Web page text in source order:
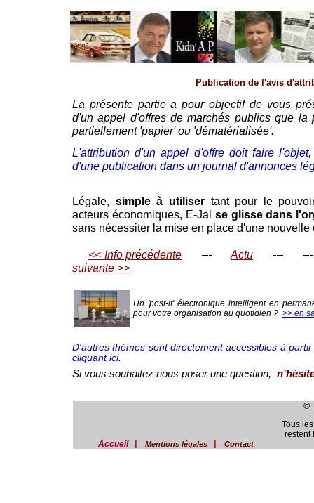
Publication de l'avis
La présente partie a pour objectif de vous
d'un appel d'offres de marchés publics que la
partiellement 'papier' ou 'dématérialisée'.
L'attribution d'un appel d'offre doit faire
d'une publication dans un journal d'annonces
Légale, simple à utilisertant pour le
acteurs économiques, E-Jal se glisse dans
sans nécessiter la mise en place d'une nouvelle
<< Info précédente --- Actu ---
---
suivante >>
Un 'post-it' électronique intelligent en
pour votre organisation au quotidien ? >> en
D'autres thèmes sont directement accessibles à
cliquant ici.
Si vous souhaitez nous poser une question,
Accueil Mentions légales Contact
©
Tous
restent